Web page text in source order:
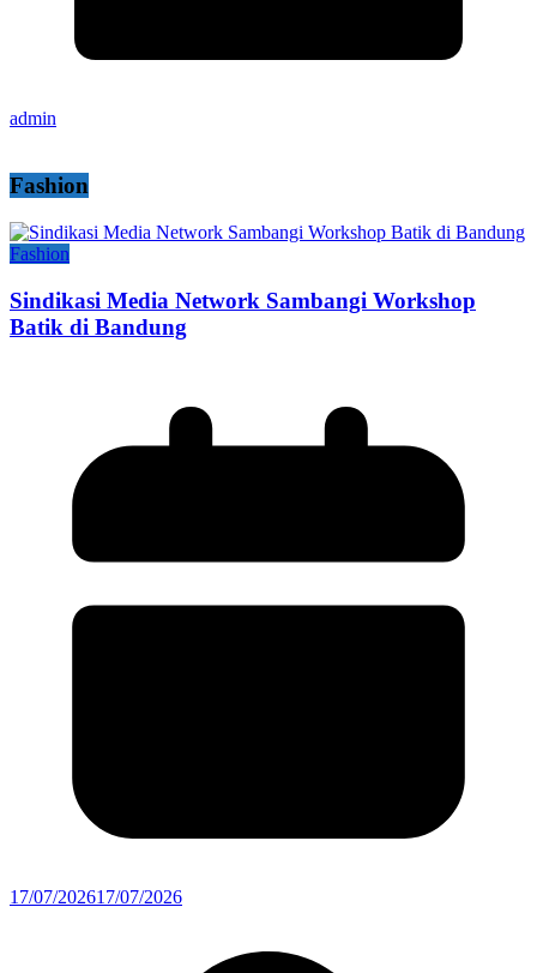
admin
Fashion
Fashion
Sindikasi Media Network Sambangi Workshop
Batik di Bandung
17/07/202617/07/2026